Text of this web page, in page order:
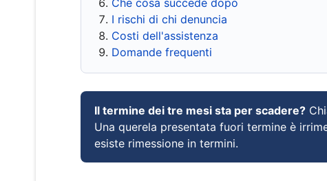
Che cosa succede dopo
I rischi di chi denuncia
Costi dell'assistenza
Domande frequenti
Il termine dei tre mesi sta per scadere?
Una querela presentata fuori termine è
esiste rimessione in termini.